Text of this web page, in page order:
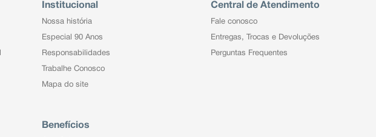
Institucional
Nossa história
Especial 90 Anos
Responsabilidades
Trabalhe Conosco
Mapa do site
Benefícios
Central de Atendimento
Fale conosco
Entregas, Trocas e Devoluções
Perguntas Frequentes